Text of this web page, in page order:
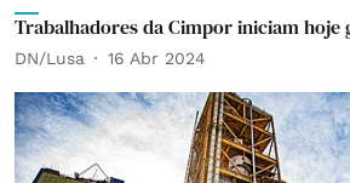
Trabalhadores da Cimpor iniciam hoje
DN/Lusa 16 Abr 2024